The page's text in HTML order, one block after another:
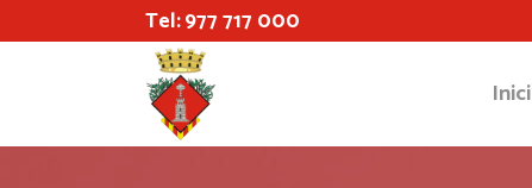
Tel:977 717 000
Inici